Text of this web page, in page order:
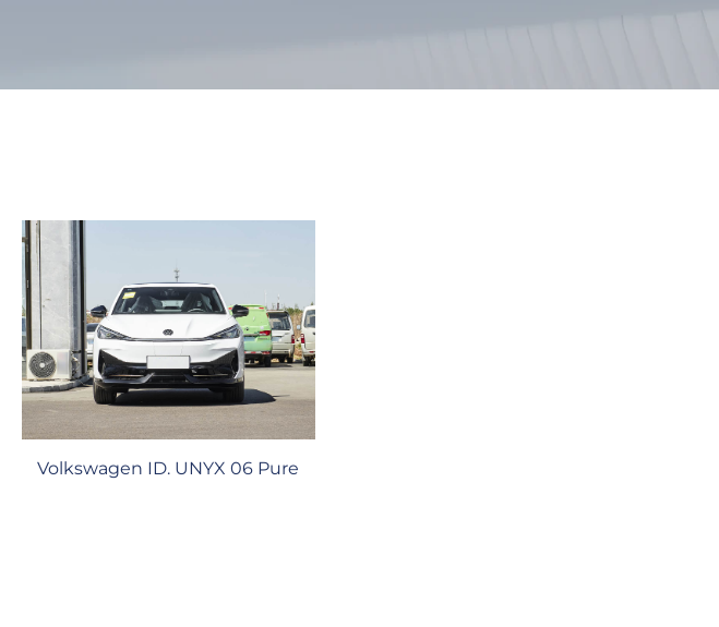
Volkswagen ID. UNYX 06 Pure